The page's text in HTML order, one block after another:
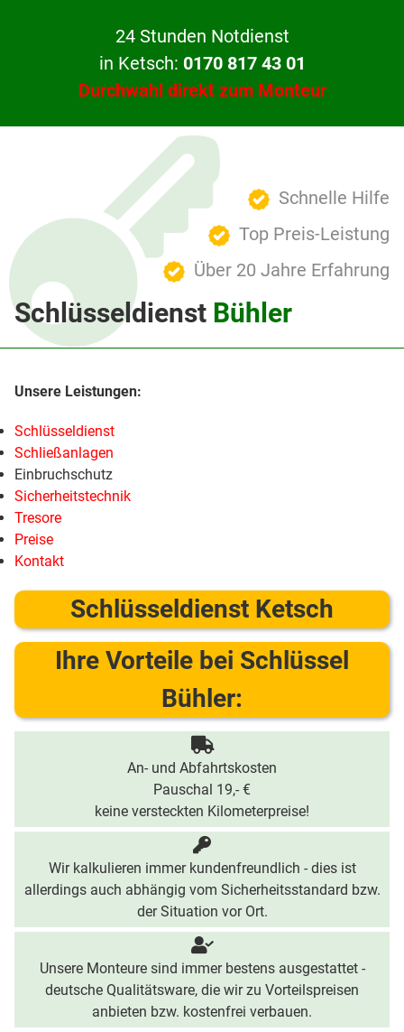
24 Stunden Notdienst
in Ketsch: 0170 817 43 01
Durchwahl direkt zum Monteur
Schnelle Hilfe
Top Preis-Leistung
Über 20 Jahre Erfahrung
Schlüsseldienst Bühler
Schlüsseldienst
Schließanlagen
Einbruchschutz
Sicherheitstechnik
Tresore
Preise
Kontakt
Schlüsseldienst Ketsch
Ihre Vorteile bei Schlüssel
Bühler:
An- und Abfahrtskosten
Pauschal 19,- €
keine versteckten Kilometerpreise!
Wir kalkulieren immer kundenfreundlich - dies ist
allerdings auch abhängig vom Sicherheitsstandard bzw.
der Situation vor Ort.
Unsere Monteure sind immer bestens ausgestattet -
deutsche Qualitätsware, die wir zu Vorteilspreisen
anbieten bzw. kostenfrei verbauen.